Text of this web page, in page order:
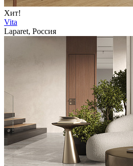
Хит!
Vita
Laparet, Россия